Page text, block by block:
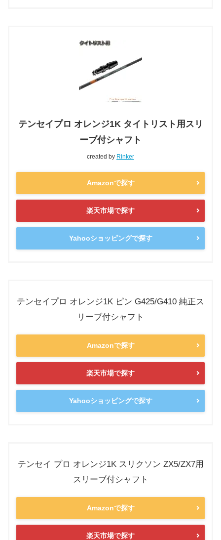
テンセイプロ オレンジ1K タイトリスト用スリ
ーブ付シャフト
created by Rinker
Amazonで探す
楽天市場で探す
Yahooショッピングで探す
テンセイプロ オレンジ1K ピン G425/G410 純正ス
リーブ付シャフト
Amazonで探す
楽天市場で探す
Yahooショッピングで探す
テンセイ プロ オレンジ1K スリクソン ZX5/ZX7用
スリーブ付シャフト
Amazonで探す
楽天市場で探す